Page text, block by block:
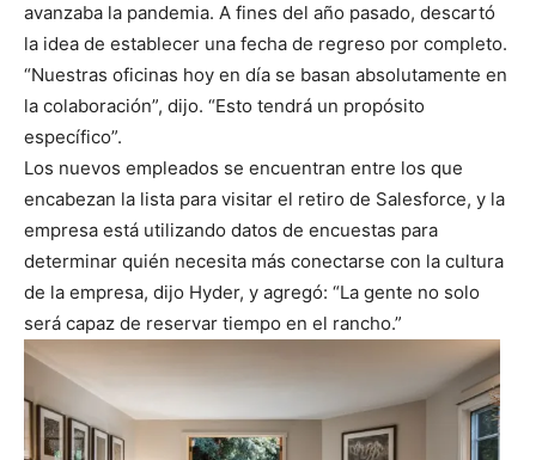
avanzaba la pandemia. A fines del año pasado, descartó
la idea de establecer una fecha de regreso por completo.
“Nuestras oficinas hoy en día se basan absolutamente en
la colaboración”, dijo. “Esto tendrá un propósito
específico”.
Los nuevos empleados se encuentran entre los que
encabezan la lista para visitar el retiro de Salesforce, y la
empresa está utilizando datos de encuestas para
determinar quién necesita más conectarse con la cultura
de la empresa, dijo Hyder, y agregó: “La gente no solo
será capaz de reservar tiempo en el rancho.”